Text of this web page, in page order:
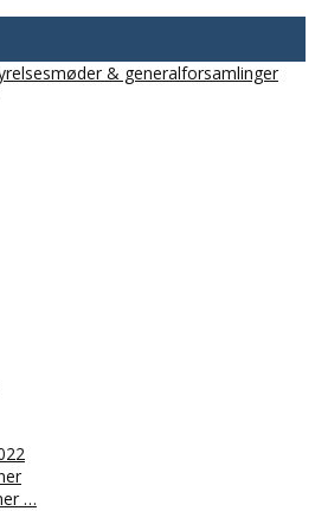
& generalforsamlinger
…